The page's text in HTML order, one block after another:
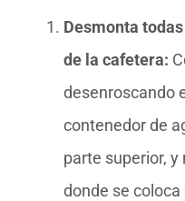
Desmonta
de la cafetera:
desenroscando
contenedor de
parte superior,
donde se coloca